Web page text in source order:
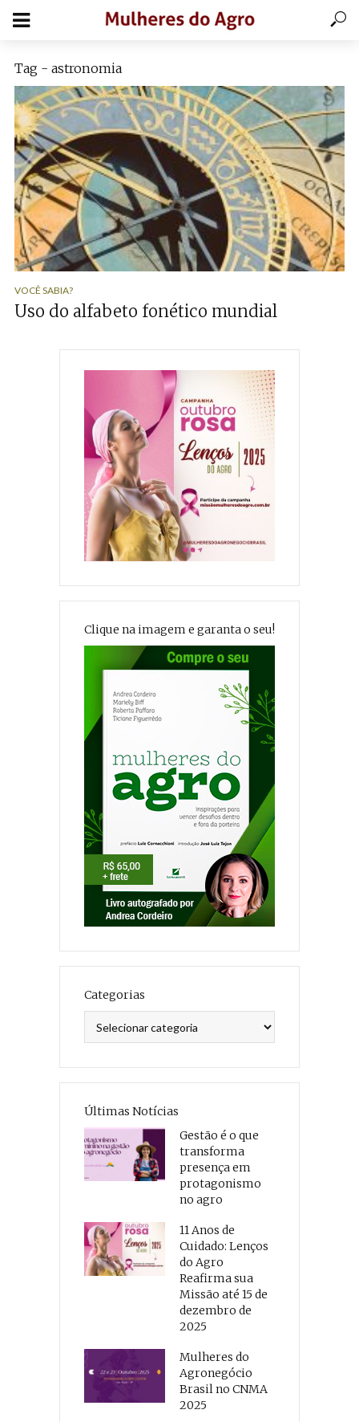
Tag - astronomia
VOCÊ SABIA?
Uso do alfabeto fonético mundial
Clique na imagem e garanta o seu!
Categorias
Últimas Notícias
Gestão é o que
transforma
presença em
protagonismo
no agro
11 Anos de
Cuidado: Lenços
do Agro
Reafirma sua
Missão até 15 de
dezembro de
2025
Mulheres do
Agronegócio
Brasil no CNMA
2025